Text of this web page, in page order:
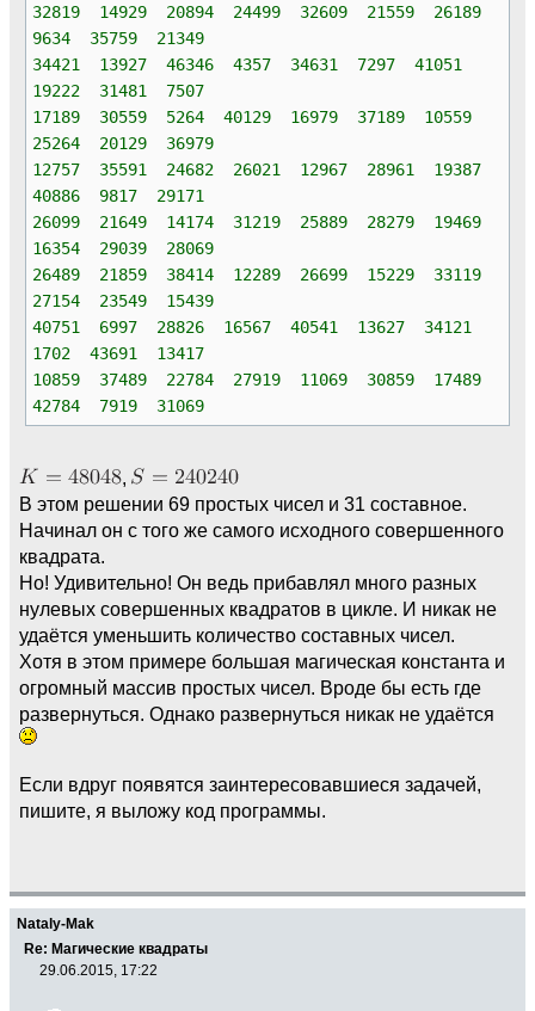
32819 14929 20894 24499 32609 21559 26189
9634 35759 21349
34421 13927 46346 4357 34631 7297 41051
19222 31481 7507
17189 30559 5264 40129 16979 37189 10559
25264 20129 36979
12757 35591 24682 26021 12967 28961 19387
40886 9817 29171
26099 21649 14174 31219 25889 28279 19469
16354 29039 28069
26489 21859 38414 12289 26699 15229 33119
27154 23549 15439
40751 6997 28826 16567 40541 13627 34121
1702 43691 13417
10859 37489 22784 27919 11069 30859 17489
42784 7919 31069
,
В этом решении 69 простых чисел и 31 составное.
Начинал он с того же самого исходного совершенного
квадрата.
Но! Удивительно! Он ведь прибавлял много разных
нулевых совершенных квадратов в цикле. И никак не
удаётся уменьшить количество составных чисел.
Хотя в этом примере большая магическая константа и
огромный массив простых чисел. Вроде бы есть где
развернуться. Однако развернуться никак не удаётся
Если вдруг появятся заинтересовавшиеся задачей,
пишите, я выложу код программы.
Nataly-Mak
Re: Магические квадраты
29.06.2015, 17:22